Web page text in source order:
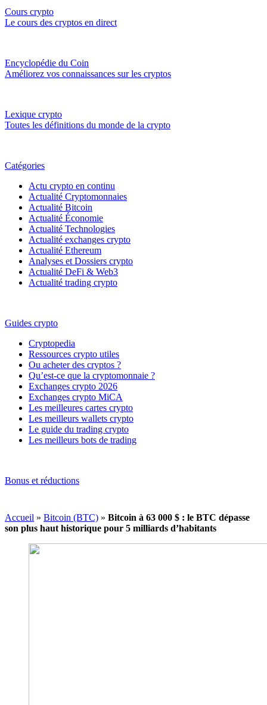
Cours crypto
Le cours des cryptos en direct
Encyclopédie du Coin
Améliorez vos connaissances sur les cryptos
Lexique crypto
Toutes les définitions du monde de la crypto
Catégories
Actu crypto en continu
Actualité Cryptomonnaies
Actualité Bitcoin
Actualité Économie
Actualité Technologies
Actualité exchanges crypto
Actualité Ethereum
Analyses et Dossiers crypto
Actualité DeFi & Web3
Actualité trading crypto
Guides crypto
Cryptopedia
Ressources crypto utiles
Ou acheter des cryptos ?
Qu’est-ce que la cryptomonnaie ?
Exchanges crypto 2026
Exchanges crypto MiCA
Les meilleures cartes crypto
Les meilleurs wallets crypto
Le guide du trading crypto
Les meilleurs bots de trading
Bonus et réductions
Accueil » Bitcoin (BTC) » Bitcoin à 63 000 $ : le BTC dépasse
son plus haut historique pour 5 milliards d’habitants